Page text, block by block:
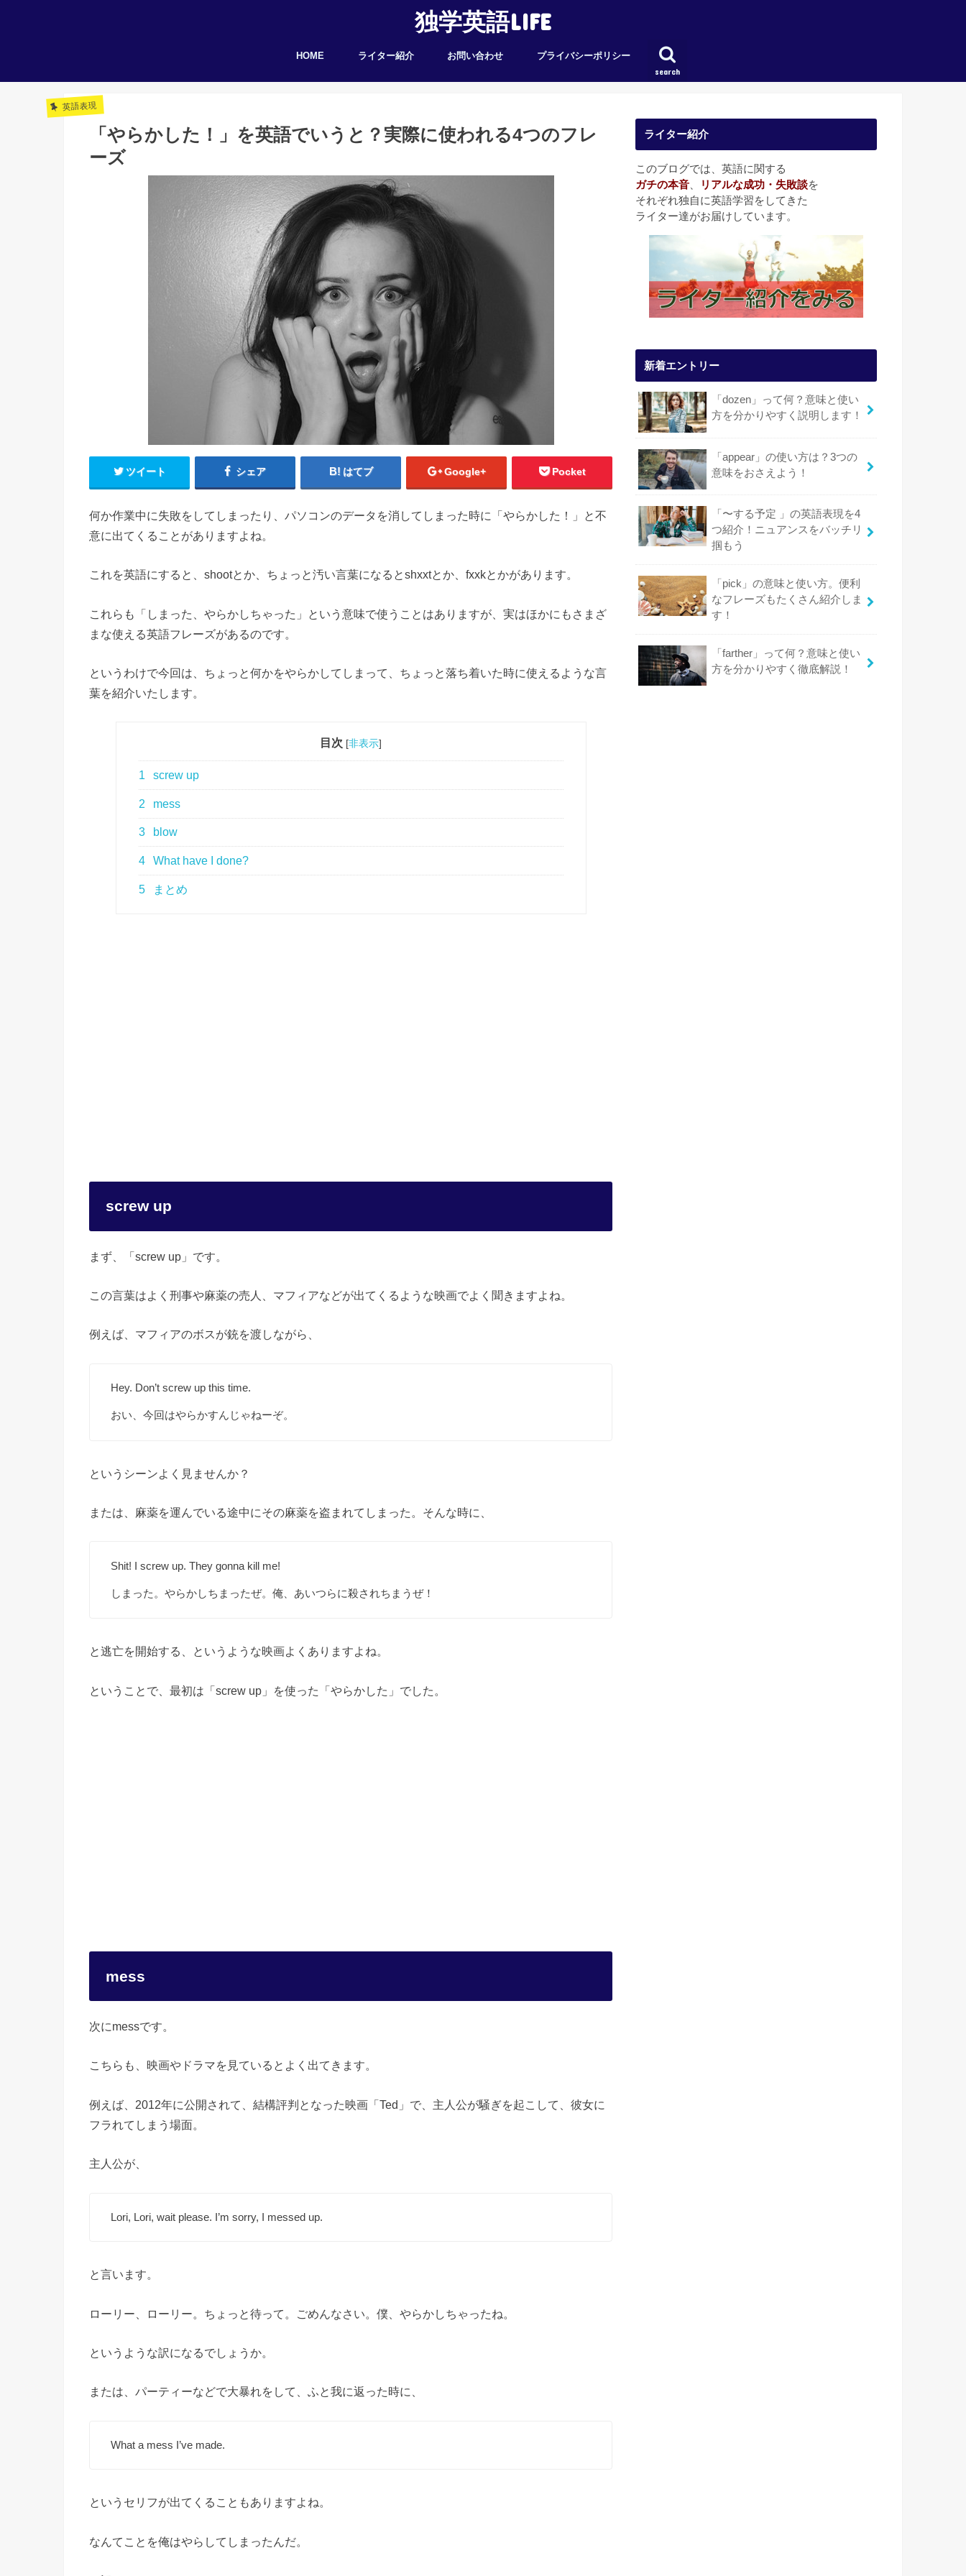
独学英語LIFE
search
HOME ライター紹介 お問い合わせ プライバシーポリシー
英語表現
「やらかした！」を英語でいうと？実際に使われる4つのフレ
ーズ
ツイート シェア はてブ Google+ Pocket
何か作業中に失敗をしてしまったり、パソコンのデータを消してしまった時に「やらかした！」と不
意に出てくることがありますよね。
これを英語にすると、shootとか、ちょっと汚い言葉になるとshxxtとか、fxxkとかがあります。
これらも「しまった、やらかしちゃった」という意味で使うことはありますが、実はほかにもさまざ
まな使える英語フレーズがあるのです。
というわけで今回は、ちょっと何かをやらかしてしまって、ちょっと落ち着いた時に使えるような言
葉を紹介いたします。
目次 [非表示]
1 screw up
2 mess
3 blow
4 What have I done?
5 まとめ
screw up
まず、「screw up」です。
この言葉はよく刑事や麻薬の売人、マフィアなどが出てくるような映画でよく聞きますよね。
例えば、マフィアのボスが銃を渡しながら、
Hey. Don’t screw up this time.
おい、今回はやらかすんじゃねーぞ。
というシーンよく見ませんか？
または、麻薬を運んでいる途中にその麻薬を盗まれてしまった。そんな時に、
Shit! I screw up. They gonna kill me!
しまった。やらかしちまったぜ。俺、あいつらに殺されちまうぜ！
と逃亡を開始する、というような映画よくありますよね。
ということで、最初は「screw up」を使った「やらかした」でした。
mess
次にmessです。
こちらも、映画やドラマを見ているとよく出てきます。
例えば、2012年に公開されて、結構評判となった映画「Ted」で、主人公が騒ぎを起こして、彼女に
フラれてしまう場面。
主人公が、
Lori, Lori, wait please. I’m sorry, I messed up.
と言います。
ローリー、ローリー。ちょっと待って。ごめんなさい。僕、やらかしちゃったね。
というような訳になるでしょうか。
または、パーティーなどで大暴れをして、ふと我に返った時に、
What a mess I’ve made.
というセリフが出てくることもありますよね。
なんてことを俺はやらしてしまったんだ。
ライター紹介
このブログでは、英語に関する
ガチの本音
リアルな成功・失敗談を
それぞれ独自に英語学習をしてきた
ライター達がお届けしています。
新着エントリー
「dozen」って何？意味と使い
方を分かりやすく説明します！
「appear」の使い方は？3つの
意味をおさえよう！
「〜する予定 」の英語表現を4
つ紹介！ニュアンスをバッチリ
掴もう
「pick」の意味と使い方。便利
なフレーズもたくさん紹介しま
す！
「farther」って何？意味と使い
方を分かりやすく徹底解説！